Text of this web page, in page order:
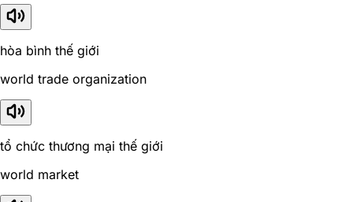
hòa bình thế giới
world trade organization
tổ chức thương mại thế giới
world market